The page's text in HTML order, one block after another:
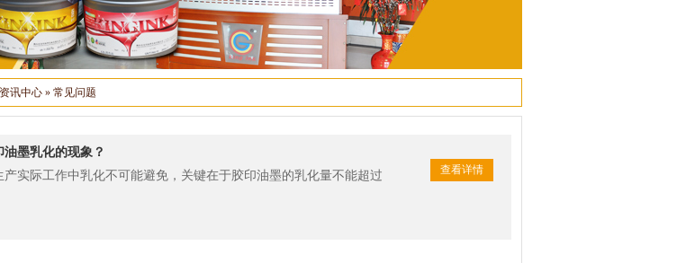
讯中心 » 常见问题
查看详情
墨乳化的现象？
产实际工作中乳化不可能避免，关键在于胶印油墨的乳化量不能超过